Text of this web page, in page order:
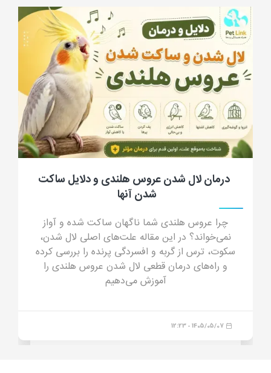
جرب گوش گربه؛ علائم، علت، تشخیص، درمان
و پیشگیری از کنه گوش گربه
جرب گوش گربه چیست؟ در این مقاله جامع با علائم
جرب گوش (ترشحات شبیه پودر قهوه)، دلایل انتقال،
خطرات درمان خانگی و داروهای مدرن درمان قطعی
آشنا شوید.
1405/04/23 - 16:44